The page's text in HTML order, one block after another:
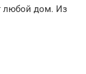
любой дом. Из